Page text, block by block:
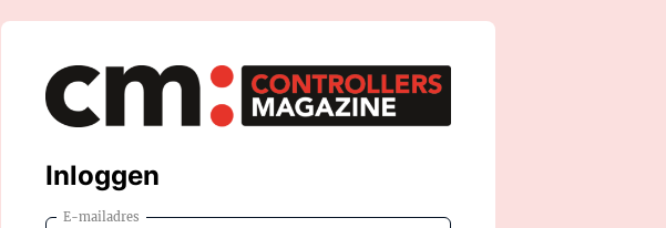
Inloggen
E-mailadres